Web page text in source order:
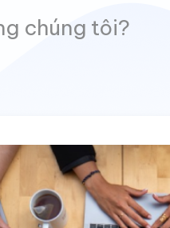
chúng tôi?